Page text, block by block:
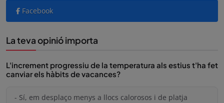
Facebook
La teva opinió importa
L'increment progressiu de la temperatura als estius t'ha fet
canviar els hàbits de vacances?
- Sí, em desplaço menys a llocs calorosos i de platja